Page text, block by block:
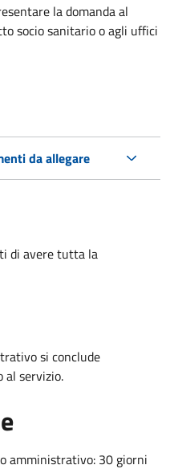
la domanda al
socio sanitario o agli uffici
da allegare
di avere tutta la
si conclude
al servizio.
amministrativo: 30 giorni